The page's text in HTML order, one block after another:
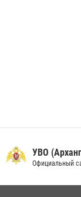
УВО
Официальный